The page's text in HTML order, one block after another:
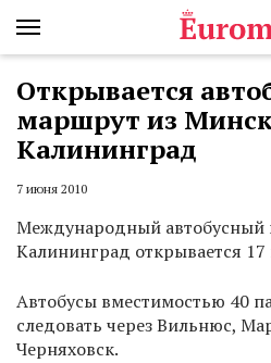
Открывается
маршрут из
Калининград
7 июня 2010
Международный
Калининград открывается
Автобусы вместимостью 40
следовать через Вильнюс,
Черняховск.